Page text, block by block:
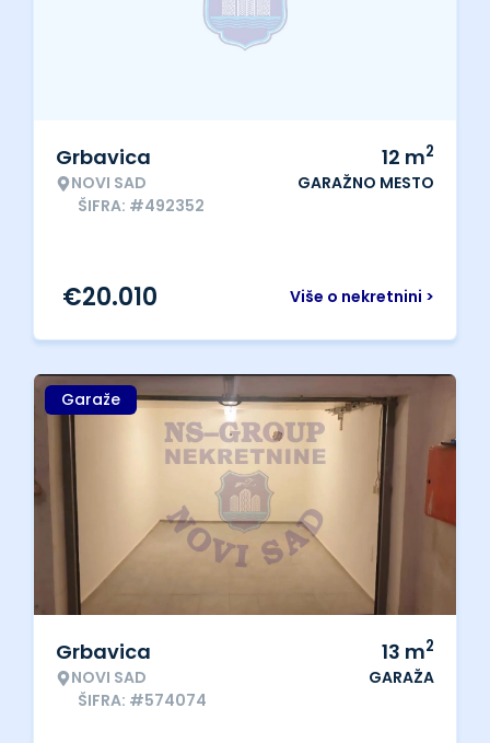
Grbavica
NOVI SAD
ŠIFRA: #492352
12 m2
GARAŽNO MESTO
Više o nekretnini >
€20.010
Garaže
Grbavica
NOVI SAD
ŠIFRA: #574074
13 m2
GARAŽA